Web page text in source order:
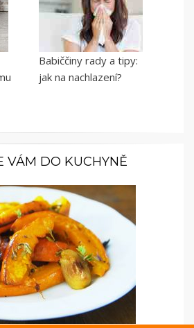
Babiččiny rady a tipy:
jak na nachlazení?
VÁM DO KUCHYNĚ